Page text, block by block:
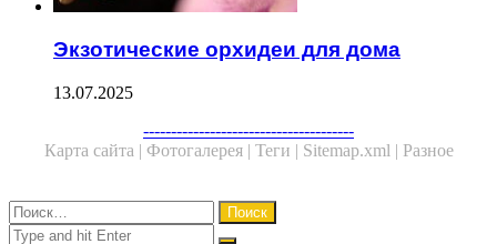
Экзотические орхидеи для дома
13.07.2025
--------------------------------------
Карта сайта | Фотогалерея | Теги | Sitemap.xml | Разное
Close
Найти:
Close